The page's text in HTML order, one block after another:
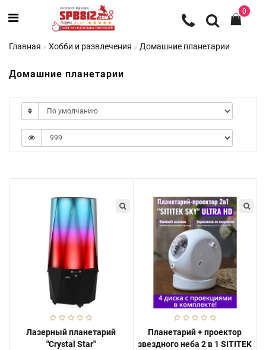
0
Главная Хобби и развлечения Домашние планетарии
Домашние планетарии
Лазерный планетарий
"Crystal Star"
Планетарий + проектор
звездного неба 2 в 1 SITITEK